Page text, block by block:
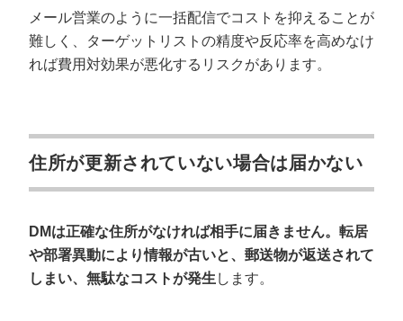
メール営業のように一括配信でコストを抑えることが
難しく、ターゲットリストの精度や反応率を高めなけ
れば費用対効果が悪化するリスクがあります。
住所が更新されていない場合は届かない
DMは正確な住所がなければ相手に届きません。転居
や部署異動により情報が古いと、郵送物が返送されて
しまい、無駄なコストが発生 します。